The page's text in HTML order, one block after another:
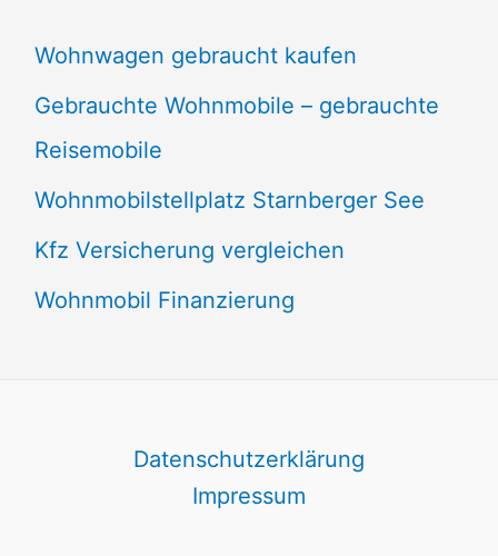
Wohnwagen gebraucht kaufen
Gebrauchte Wohnmobile – gebrauchte
Reisemobile
Wohnmobilstellplatz Starnberger See
Kfz Versicherung vergleichen
Wohnmobil Finanzierung
Datenschutzerklärung
Impressum